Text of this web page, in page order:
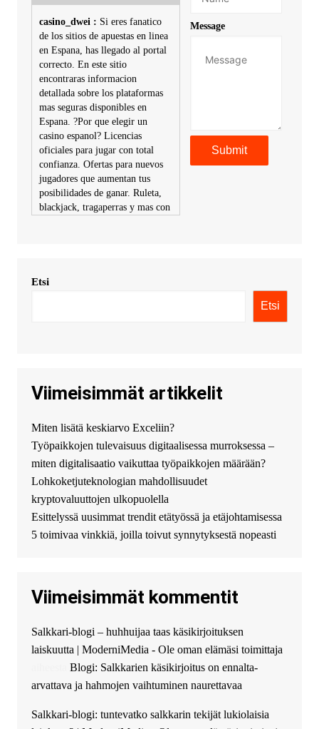
casino_dwei : Si eres fanatico
de los sitios de apuestas en linea
en Espana, has llegado al portal
correcto. En este sitio
encontraras informacion
detallada sobre los plataformas
mas seguras disponibles en
Espana. ?Por que elegir un
casino espanol? Licencias
oficiales para jugar con total
confianza. Ofertas para nuevos
jugadores que aumentan tus
posibilidades de ganar. Ruleta,
blackjack, tragaperras y mas con
KimonicRisse :
купить хавал джулиан -
http://jolion-ufa1.ru/
Появился вопрос про срочно
взять деньги? Предлагаем
безопасный источник
финансовой помощи. Вы
можете получить
финансирование в долг без
избыточных вопросов и
документов? Тогда обратитесь
guest_4889 :Cmon Suomi 👏
The Admin: High five! You’ve
successfully installed Simple
Ajax Chat.
Message
Etsi
Etsi
Viimeisimmät artikkelit
Miten lisätä keskiarvo Exceliin?
Työpaikkojen tulevaisuus digitaalisessa murroksessa –
miten digitalisaatio vaikuttaa työpaikkojen määrään?
Lohkoketjuteknologian mahdollisuudet
kryptovaluuttojen ulkopuolella
Esittelyssä uusimmat trendit etätyössä ja etäjohtamisessa
5 toimivaa vinkkiä, joilla toivut synnytyksestä nopeasti
Viimeisimmät kommentit
Salkkari-blogi – huhhuijaa taas käsikirjoituksen
laiskuutta | ModerniMedia - Ole oman elämäsi toimittaja
Blogi: Salkkarien käsikirjoitus on ennalta-
arvattava ja hahmojen vaihtuminen naurettavaa
Salkkari-blogi: tuntevatko salkkarin tekijät lukiolaisia